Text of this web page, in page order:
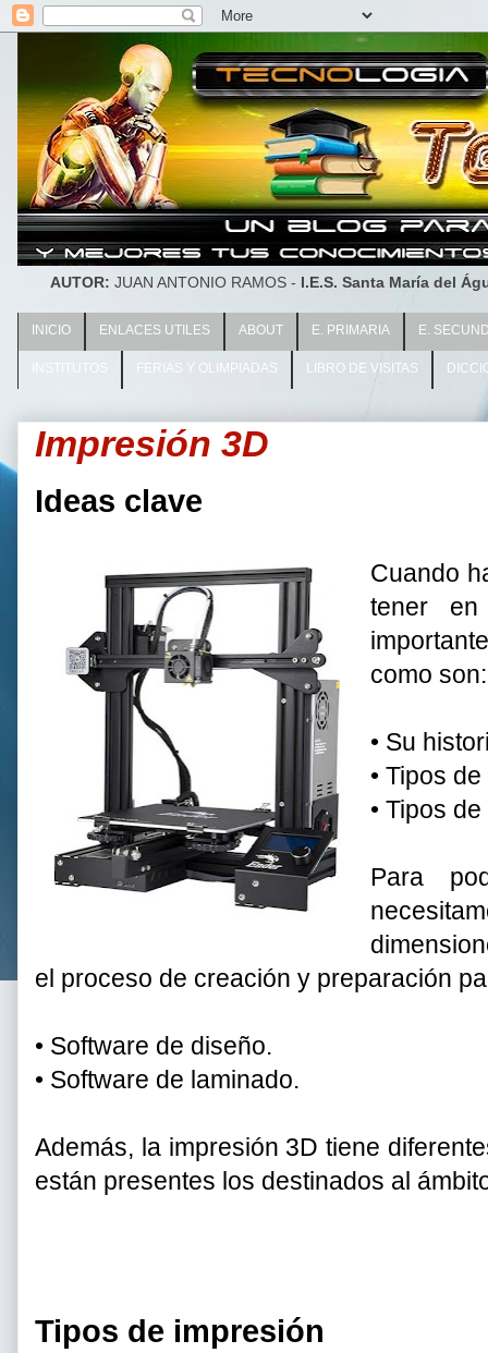
AUTOR: JUAN ANTONIO RAMOS - I.E.S. Santa María del
INICIO ENLACES UTILES ABOUT E. PRIMARIA E.
INSTITUTOS FERIAS Y OLIMPIADAS LIBRO DE VISITAS
Impresión 3D
Ideas clave
Cuando
tener
como son:
• Su
• Tipos
• Tipos
Para
el proceso de creación y preparación
• Software de diseño.
• Software de laminado.
Además, la impresión 3D tiene
están presentes los destinados al
Tipos de impresión